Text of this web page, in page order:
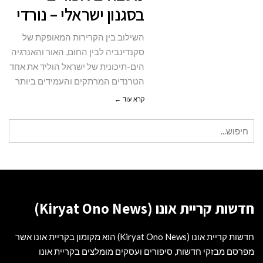
אפורים
בסגנון ישראלי – נורדי
השילוב בין הקרירות המאופקת של
סקנדינביה לבין החום, האור והאנרגיה
הים-תיכונית של ישראל הוליד את אחד
הטרנדים המרתקים והעמידים ביותר
קרא עוד ←
עבור:
חדשות קריית אונו (Kiryat Ono News)
חדשות קריית אונו (Kiryat Ono News) הוא מקומון בקריית אונו אשר
מפרסם מבזקי חדשות, סיפורים ועסקים מומלצים בקריית אונו